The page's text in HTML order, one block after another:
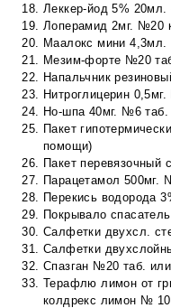
Леккер-йод 5%
Лоперамид 2мг. №20
Маалокс мини
Мезим-форте №20
Напальчник
Нитроглицерин
Но-шпа 40мг. №6 таб.
Пакет
помощи)
Пакет перевязочный
Парацетамол 500мг.
Перекись водорода
Покрывало
Салфетки двухсл.
Салфетки
Спазган №20 таб.
Терафлю лимон от
колдрекс лимон № 10